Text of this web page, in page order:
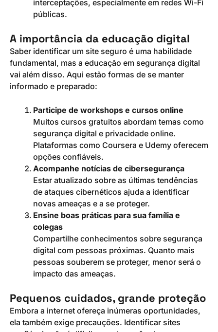
interceptações, especialmente em redes Wi-Fi
públicas.
A importância da educação digital
Saber identificar um site seguro é uma habilidade
fundamental, mas a educação em segurança digital
vai além disso. Aqui estão formas de se manter
informado e preparado:
Participe de workshops e cursos online
Muitos cursos gratuitos abordam temas como
segurança digital e privacidade online.
Plataformas como Coursera e Udemy oferecem
opções confiáveis.
Acompanhe notícias de cibersegurança
Estar atualizado sobre as últimas tendências
de ataques cibernéticos ajuda a identificar
novas ameaças e a se proteger.
Ensine boas práticas para sua família e
colegas
Compartilhe conhecimentos sobre segurança
digital com pessoas próximas. Quanto mais
pessoas souberem se proteger, menor será o
impacto das ameaças.
Pequenos cuidados, grande proteção
Embora a internet ofereça inúmeras oportunidades,
ela também exige precauções. Identificar sites